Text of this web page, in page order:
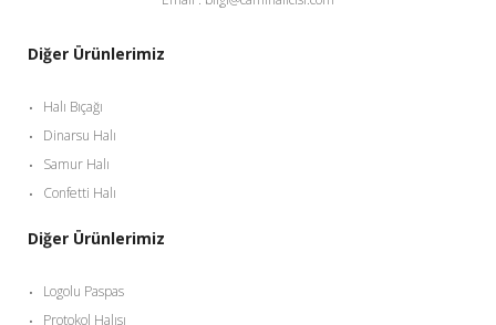
Diğer Ürünlerimiz
Halı Bıçağı
Dinarsu Halı
Samur Halı
Confetti Halı
Diğer Ürünlerimiz
Logolu Paspas
Protokol Halısı